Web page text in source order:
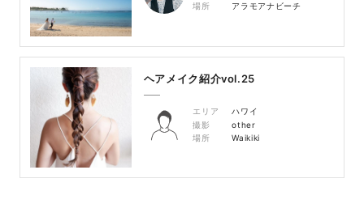
場所
アラモアナビーチ
ヘアメイク紹介vol.25
エリア
ハワイ
撮影
other
場所
Waikiki